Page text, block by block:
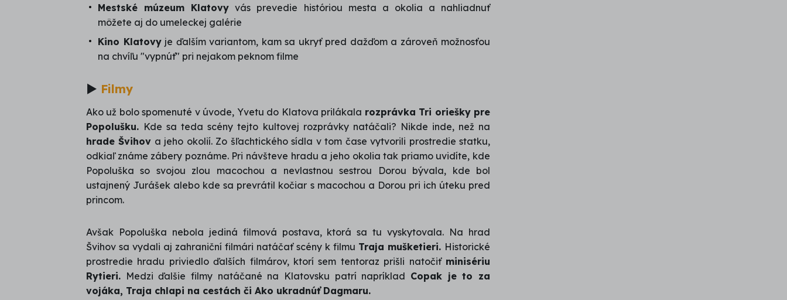
Mestské múzeum Klatovy vás prevedie históriou mesta a okolia a nahliadnuť
môžete aj do umeleckej galérie
Kino Klatovyje ďalším variantom, kam sa ukryť pred dažďom a zároveň možnosťou
na chvíľu "vypnúť" pri nejakom peknom filme
► Filmy
Ako už bolo spomenuté v úvode, Yvetu do Klatova prilákala rozprávka Tri oriešky pre
Popolušku. Kde sa teda scény tejto kultovej rozprávky natáčali? Nikde inde, než na
hrade Švihov a jeho okolií. Zo šľachtického sídla v tom čase vytvorili prostredie statku,
odkiaľ známe zábery poznáme. Pri návšteve hradu a jeho okolia tak priamo uvidíte, kde
Popoluška so svojou zlou macochou a nevlastnou sestrou Dorou bývala, kde bol
ustajnený Jurášek alebo kde sa prevrátil kočiar s macochou a Dorou pri ich úteku pred
princom.
Avšak Popoluška nebola jediná filmová postava, ktorá sa tu vyskytovala. Na hrad
Švihov sa vydali aj zahraniční filmári natáčať scény k filmu Traja mušketieri. Historické
prostredie hradu priviedlo ďalších filmárov, ktorí sem tentoraz prišli natočiť minisériu
Rytieri. Medzi ďalšie filmy natáčané na Klatovsku patrí napríklad Copak je to za
vojáka, Traja chlapi na cestách či Ako ukradnúť Dagmaru.